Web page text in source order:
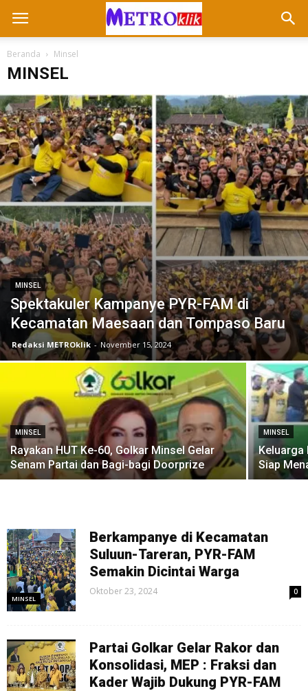
Beranda Minsel
MINSEL
MINSEL
Spektakuler Kampanye PYR-FAM di
Kecamatan Maesaan dan Tompaso Baru
Redaksi METROklik - November 15, 2024
MINSEL
Rayakan HUT Ke-60, Golkar Minsel Gelar
Senam Partai dan Bagi-bagi Doorprize
MINSEL
Keluarga
Siap
MINSEL
Berkampanye di Kecamatan
Suluun-Tareran, PYR-FAM
Semakin Dicintai Warga
Oktober 23, 2024 0
Partai Golkar Gelar Rakor dan
Konsolidasi, MEP : Fraksi dan
Kader Wajib Dukung PYR-FAM